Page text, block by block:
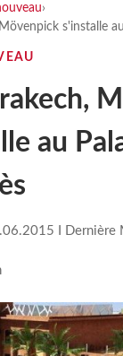
›
s'installe
au
I Dernière